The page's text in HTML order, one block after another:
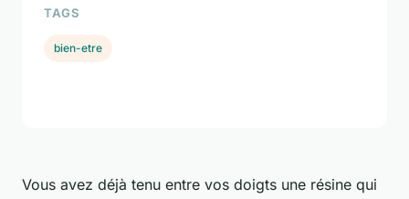
Vous avez déjà tenu entre vos doigts une résine qui
TAGS
bien-etre